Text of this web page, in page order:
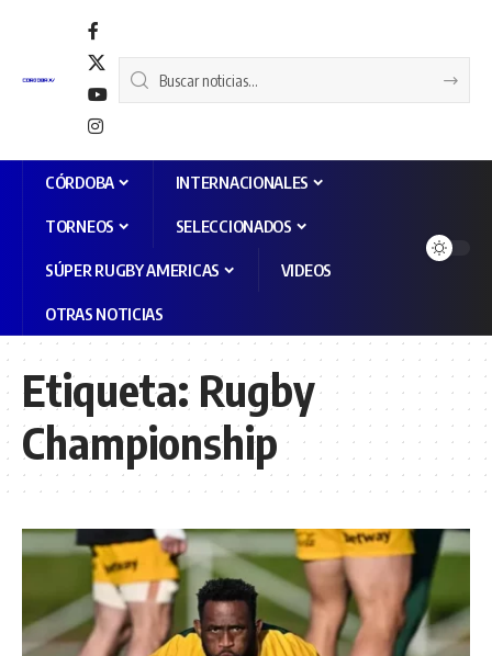
CÓRDOBA INTERNACIONALES
TORNEOS SELECCIONADOS
SÚPER RUGBY AMERICAS VIDEOS
OTRAS NOTICIAS
Etiqueta: Rugby
Championship